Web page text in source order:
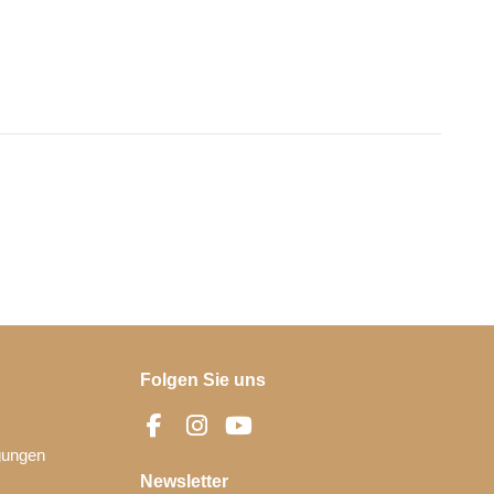
Folgen Sie uns
Newsletter